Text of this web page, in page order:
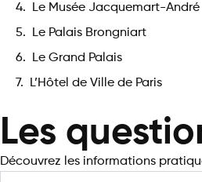
Le Musée Jacquemart-André
Le Palais Brongniart
Le Grand Palais
L’Hôtel de Ville de Paris
Les
Découvrez les informations